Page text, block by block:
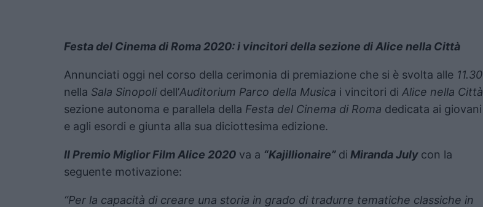
Festa del Cinema di Roma 2020: i vincitori della sezione di Alice nella Città
Annunciati oggi nel corso della cerimonia di premiazione che si è svolta alle 11.30
nella Sala Sinopolidell’Auditorium Parco della Musica i vincitori di Alice nella Città
sezione autonoma e parallela della Festa del Cinema di Roma dedicata ai giovani
e agli esordi e giunta alla sua diciottesima edizione.
Il Premio Miglior Film Alice 2020 va a “Kajillionaire” di Miranda July con la
seguente motivazione:
“Per la capacità di creare una storia in grado di tradurre tematiche classiche in